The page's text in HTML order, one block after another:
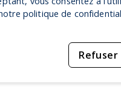
politique de
Refuser